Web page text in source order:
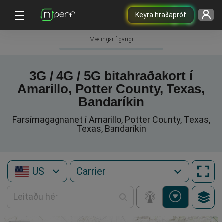
Keyra hraðapróf
Mælingar í gangi
3G / 4G / 5G bitahraðakort í
Amarillo, Potter County, Texas,
Bandaríkin
Farsímagagnanet í Amarillo, Potter County, Texas,
Texas, Bandaríkin
US